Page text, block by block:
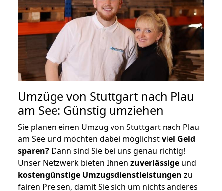
Umzüge von Stuttgart nach Plau
am See: Günstig umziehen
Sie planen einen Umzug von Stuttgart nach Plau
am See und möchten dabei möglichstviel Geld
sparen? Dann sind Sie bei uns genau richtig!
Unser Netzwerk bieten Ihnen zuverlässige und
kostengünstige Umzugsdienstleistungen zu
fairen Preisen, damit Sie sich um nichts anderes